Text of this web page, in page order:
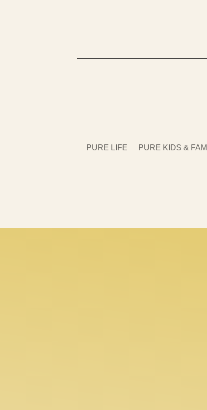
PURE LIFE PURE KIDS &